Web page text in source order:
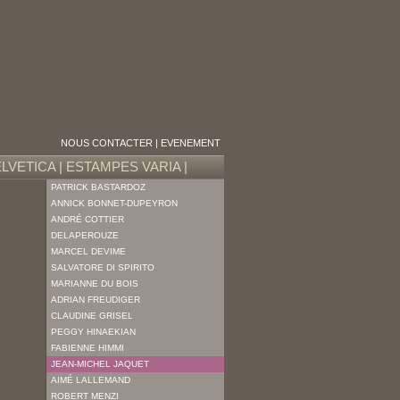
| ESTAMPES VARIA|
NOUS CONTACTER | EVENEMENT
PATRICK BASTARDOZ
ANNICK BONNET-DUPEYRON
ANDRÉ COTTIER
DELAPEROUZE
MARCEL DEVIME
SALVATORE DI SPIRITO
MARIANNE DU BOIS
ADRIAN FREUDIGER
CLAUDINE GRISEL
PEGGY HINAEKIAN
FABIENNE HIMMI
JEAN-MICHEL JAQUET
AIMÉ LALLEMAND
ROBERT MENZI